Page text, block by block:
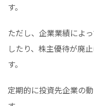
す。
ただし、企業業績によ
したり、株主優待が廃
す。
定期的に投資先企業の